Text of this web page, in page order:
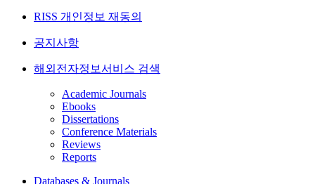
RISS 개인정보 재동의
공지사항
해외전자정보서비스 검색
Academic Journals
Ebooks
Dissertations
Conference Materials
Reviews
Reports
Databases & Journals